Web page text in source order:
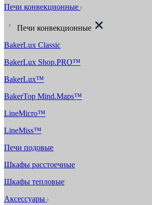
Печи конвекционные
Печи конвекционные
BakerLux Classic
BakerLux Shop.PRO™
BakerLux™
BakerTop Mind.Maps™
LineMicro™
LineMiss™
Печи подовые
Шкафы расстоечные
Шкафы тепловые
Аксессуары